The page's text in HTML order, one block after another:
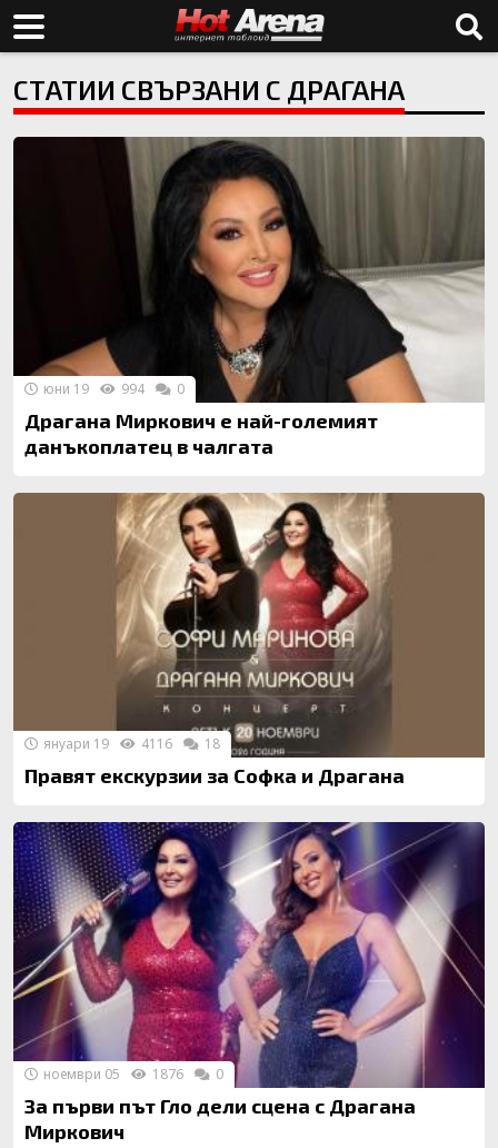
СТАТИИ СВЪРЗАНИ С ДРАГАНА
Драгана Миркович е най-големият
данъкоплатец в чалгата
юни 19 994 0
Правят екскурзии за Софка и Драгана
януари 19 4116 18
За първи път Гло дели сцена с Драгана
Миркович
ноември 05 1876 0